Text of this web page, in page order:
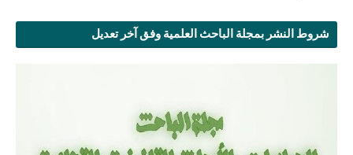
شروط النشر بمجلة الباحث العلمية وفق آخر تعديل